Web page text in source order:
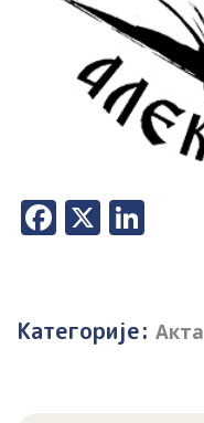
Facebook
X
Категорије: Акта